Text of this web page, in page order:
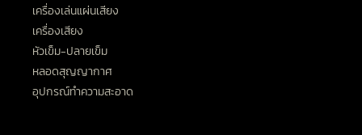
เครื่องเล่นแผ่นเสียง
เครื่องเสียง
หัวเข็ม-ปลายเข็ม
หลอดสุญญากาศ
อุปกรณ์ทำความสะอาด